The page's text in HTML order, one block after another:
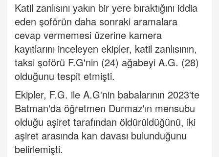
Katil zanlısını yakın bir yere bıraktığını iddia
eden şoförün daha sonraki aramalara
cevap vermemesi üzerine kamera
kayıtlarını inceleyen ekipler, katil zanlısının,
taksi şoförü F.G'nin (24) ağabeyi A.G. (28)
olduğunu tespit etmişti.
Ekipler, F.G. ile A.G'nin babalarının 2023'te
Batman'da öğretmen Durmaz'ın mensubu
olduğu aşiret tarafından öldürüldüğünü, iki
aşiret arasında kan davası bulunduğunu
belirlemişti.